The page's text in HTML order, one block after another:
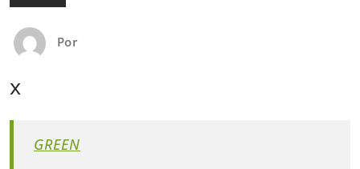
Por
x
GREEN